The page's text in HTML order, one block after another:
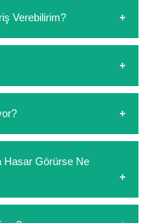
Verebilirim?
bizi arayarak veya
yazarak sipariş
havale/eft veya sipariş
siparişlerinizde
altında kalan
sepetinize eklenecektir.
Hasar Görürse Ne